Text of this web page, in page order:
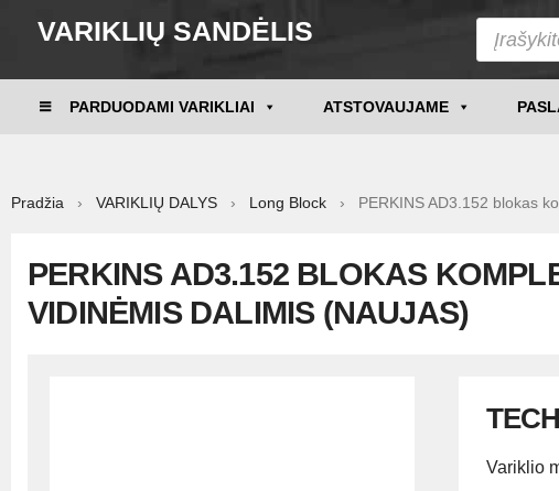
VARIKLIŲ SANDĖLIS
PARDUODAMI VARIKLIAI ATSTOVAUJAME
Pradžia › VARIKLIŲ DALYS › Long Block › PERKINS AD3.152 blokas
PERKINS AD3.152 BLOKAS
VIDINĖMIS DALIMIS (NAUJAS)
Variklio